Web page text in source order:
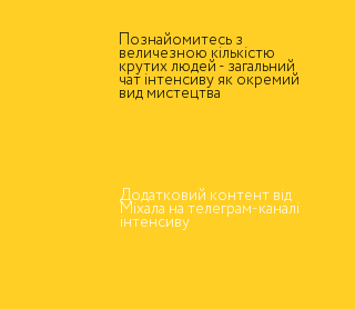
Познайомитесь з
величезною кількістю
крутих людей - загальний
чат інтенсиву як окремий
вид мистецтва
Додатковий контент від
Міхала на телеграм-каналі
інтенсиву